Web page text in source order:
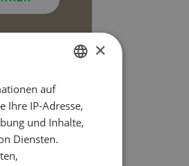
FRENCH
×
auf
Ihre IP-Adresse,
und Inhalte,
Diensten.